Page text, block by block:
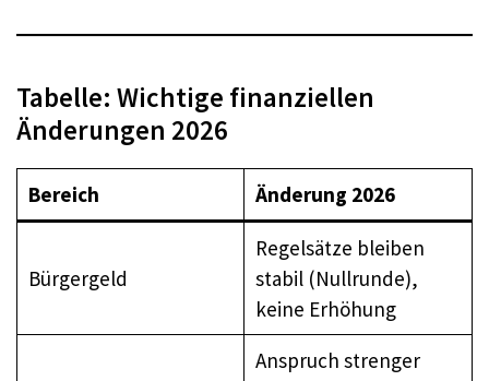
Tabelle: Wichtige finanziellen
Änderungen 2026
Bereich Änderung 2026
Bürgergeld
Regelsätze bleiben
stabil (Nullrunde),
keine Erhöhung
Anspruch strenger